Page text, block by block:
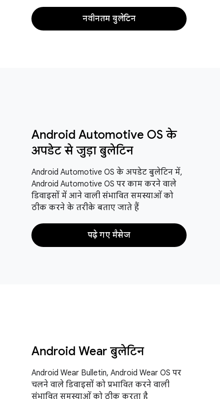
नवीनतम बुलेटिन
Android Automotive OS के
अपडेट से जुड़ा बुलेटिन
Android Automotive OS के अपडेट बुलेटिन में,
Android Automotive OS पर काम करने वाले
डिवाइसों में आने वाली संभावित समस्याओं को
ठीक करने के तरीके बताए जाते हैं
पढ़े गए मैसेज
Android Wear बुलेटिन
Android Wear Bulletin, Android Wear OS पर
चलने वाले डिवाइसों को प्रभावित करने वाली
संभावित समस्याओं को ठीक करता है